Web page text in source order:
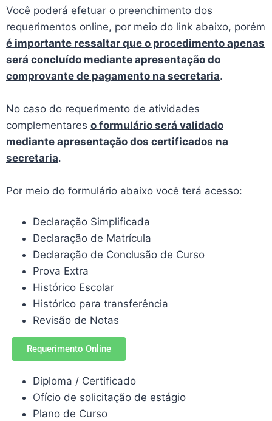
Você poderá efetuar o preenchimento dos
requerimentos online, por meio do link abaixo, porém
é importante ressaltar que o procedimento apenas
será concluído mediante apresentação do
comprovante de pagamento na secretaria.
No caso do requerimento de atividades
complementares o formulário será validado
mediante apresentação dos certificados na
secretaria.
Por meio do formulário abaixo você terá acesso:
Declaração Simplificada
Declaração de Matrícula
Declaração de Conclusão de Curso
Prova Extra
Histórico Escolar
Histórico para transferência
Revisão de Notas
Requerimento Online
Diploma / Certificado
Ofício de solicitação de estágio
Plano de Curso